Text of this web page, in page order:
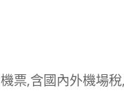
票,含國內外機場